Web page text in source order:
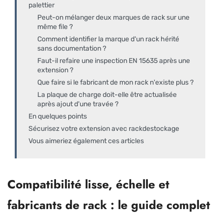
palettier
Peut-on mélanger deux marques de rack sur une
même file ?
Comment identifier la marque d'un rack hérité
sans documentation ?
Faut-il refaire une inspection EN 15635 après une
extension ?
Que faire si le fabricant de mon rack n'existe plus ?
La plaque de charge doit-elle être actualisée
après ajout d'une travée ?
En quelques points
Sécurisez votre extension avec rackdestockage
Vous aimeriez également ces articles
Compatibilité lisse, échelle et
fabricants de rack : le guide complet